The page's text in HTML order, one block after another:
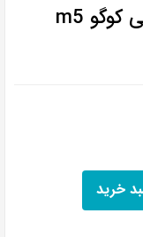
تایر تیوپی 10 اینچ اسکوتر برقی کوگو m5
خرید